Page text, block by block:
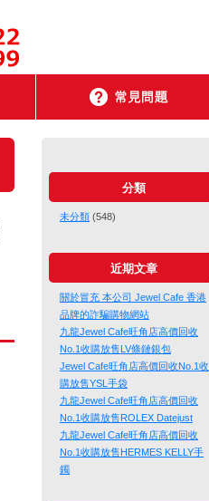
分類
未分類 (548)
近期文章
關於冒充 本公司 Jewel Cafe 香港
品牌的詐騙購物網站
九龍Jewel Cafe旺角店高價回收
No.1收購放售LV條鏈銀包
Jewel Cafe旺角店高價回收No.1收
購放售YSL手袋
九龍Jewel Cafe旺角店高價回收
No.1收購放售ROLEX Datejust
九龍Jewel Cafe旺角店高價回收
No.1收購放售HERMES KELLY手
鐲